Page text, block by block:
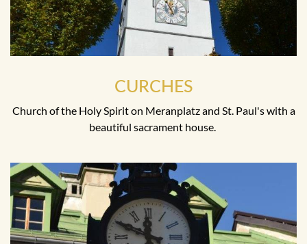
CURCHES
Church of the Holy Spirit on Meranplatz and St. Paul's with a
beautiful sacrament house.